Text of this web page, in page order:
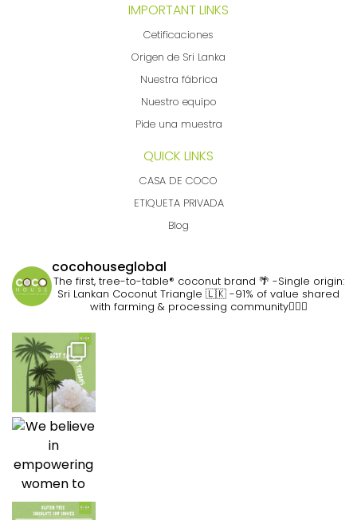
IMPORTANT LINKS
Cetificaciones
Origen de Sri Lanka
Nuestra fábrica
Nuestro equipo
Pide una muestra
QUICK LINKS
CASA DE COCO
ETIQUETA PRIVADA
Blog
cocohouseglobal
The first, tree-to-table® coconut brand 🌴 -Single origin:
Sri Lankan Coconut Triangle 🇱🇰 -91% of value shared
with farming & processing community👷🏽‍♀️